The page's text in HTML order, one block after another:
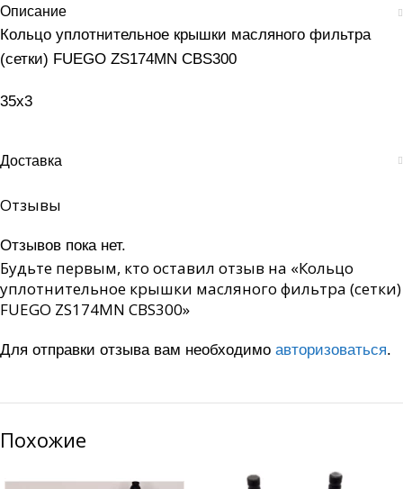
Описание
Кольцо уплотнительное крышки масляного фильтра
(сетки) FUEGO ZS174MN CBS300
35х3
Доставка
Отзывы
Отзывов пока нет.
Будьте первым, кто оставил отзыв на «Кольцо
уплотнительное крышки масляного фильтра (сетки)
FUEGO ZS174MN CBS300»
Для отправки отзыва вам необходимо авторизоваться.
Похожие